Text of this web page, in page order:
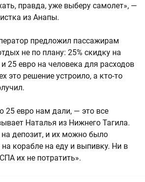
правда, уже выберу самолет», —
из Анапы.
предложил пассажирам
не по плану: 25% скидку на
25 евро на человека для расходов
это решение устроило, а кто-то
25 евро нам дали, — это все
Наталья из Нижнего Тагила.
депозит, и их можно было
на корабле на еду и выпивку. Ни в
их не потратить».